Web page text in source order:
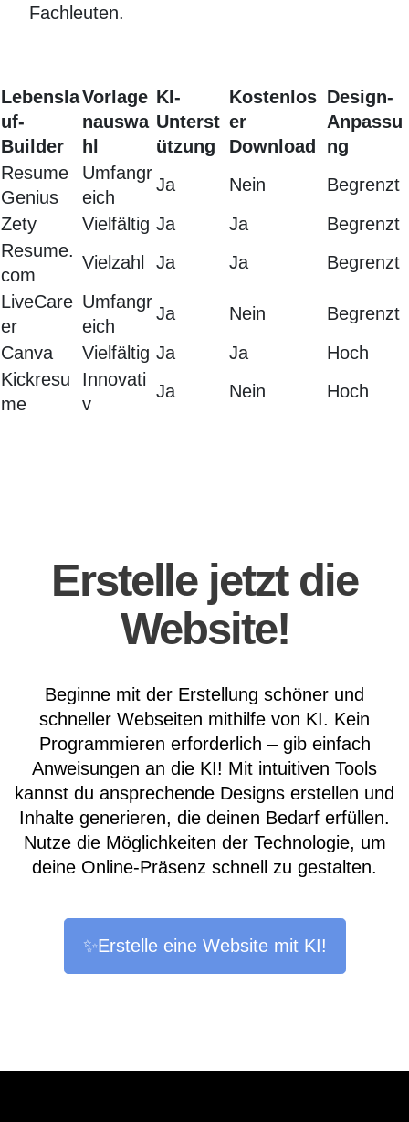
Fachleuten.
Lebensla
uf-
Builder
Vorlage
nauswa
hl
KI-
Unterst
ützung
Kostenlos
er
Download
Design-
Anpassu
ng
Resume
Genius
Umfangr
eich
Ja Nein
Begrenzt
Zety
Vielfältig Ja Ja
Begrenzt
Resume.
com
Vielzahl Ja Ja
Begrenzt
LiveCare
er
Umfangr
eich
Ja Nein
Begrenzt
Canva
Vielfältig Ja Ja
Hoch
Kickresu
me
Innovati
v
Ja Nein Hoch
Erstelle jetzt die
Website!
Beginne mit der Erstellung schöner und
schneller Webseiten mithilfe von KI. Kein
Programmieren erforderlich – gib einfach
Anweisungen an die KI! Mit intuitiven Tools
kannst du ansprechende Designs erstellen und
Inhalte generieren, die deinen Bedarf erfüllen.
Nutze die Möglichkeiten der Technologie, um
deine Online-Präsenz schnell zu gestalten.
✨Erstelle eine Website mit KI!